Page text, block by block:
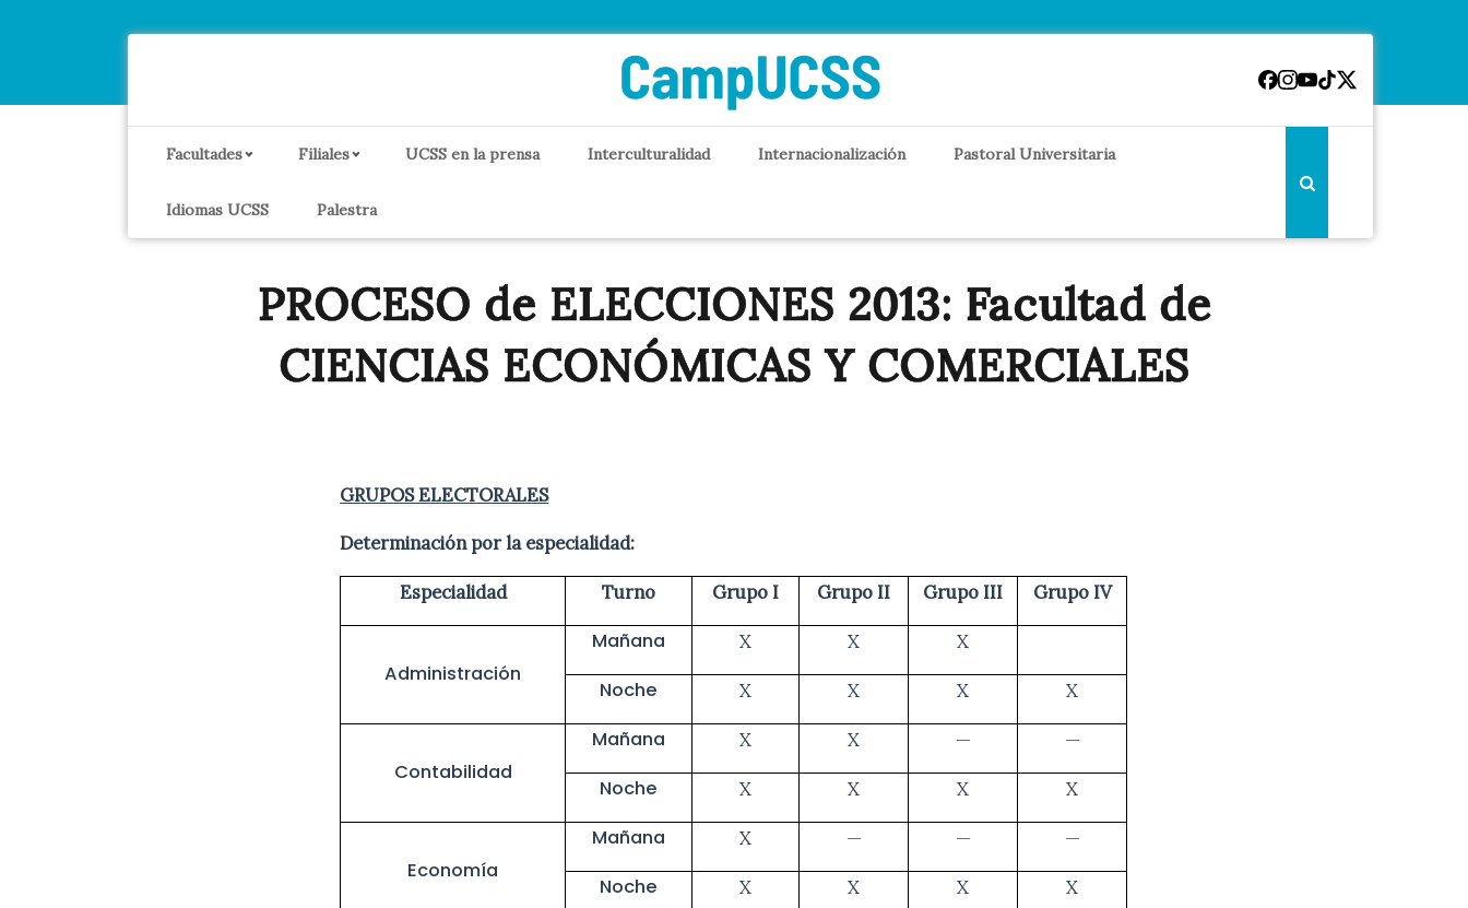
Facultades Filiales UCSS en la prensa Interculturalidad Internacionalización Pastoral Universitaria
Idiomas UCSS Palestra
PROCESO de ELECCIONES 2013: Facultad de
CIENCIAS ECONÓMICAS Y COMERCIALES
GRUPOS ELECTORALES
Determinación por la especialidad:
Especialidad Turno Grupo I Grupo II Grupo III Grupo IV
Administración
Mañana X X X
Noche X X X X
Contabilidad
Mañana X X — —
Noche X X X X
Economía
Mañana X — — —
Noche X X X X